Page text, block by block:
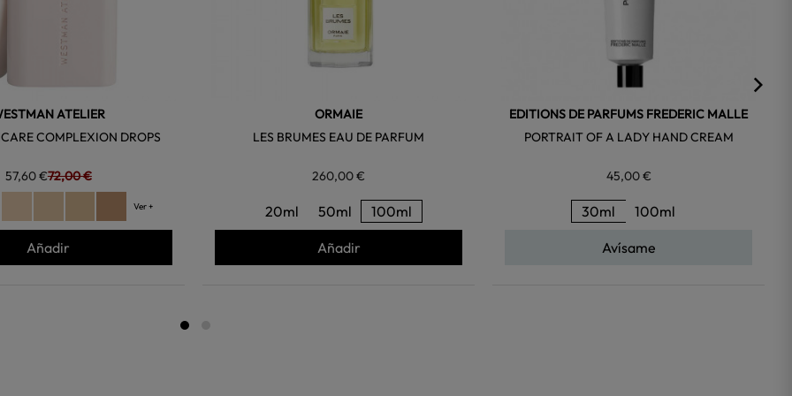
ATELIER
COMPLEXION DROPS
57,60 €72,00 €
Ver +
Añadir
ORMAIE
LES BRUMES EAU DE PARFUM
260,00 €
20ml 50ml 100ml
Añadir
EDITIONS DE PARFUMS FREDERIC MALLE
PORTRAIT OF A LADY HAND CREAM
45,00 €
30ml 100ml
Avísame